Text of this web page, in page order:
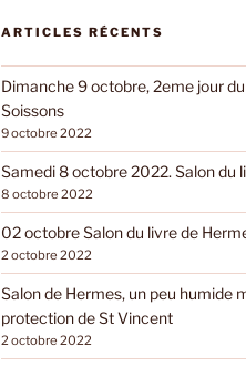
ARTICLES RÉCENTS
Dimanche 9 octobre, 2eme jour
Soissons
9 octobre 2022
Samedi 8 octobre 2022. Salon du
8 octobre 2022
02 octobre Salon du livre de
2 octobre 2022
Salon de Hermes, un peu humide
protection de St Vincent
2 octobre 2022